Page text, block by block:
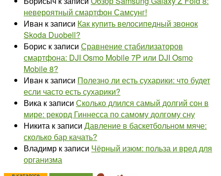
невероятный смартфон Самсунг!
Иван к записи Как купить велосипедный звонок
Skoda Duobell?
Борис к записи Сравнение стабилизаторов
смартфона: DJI Osmo Mobile 7P или DJI Osmo
Mobile 8?
Иван к записи Полезно ли есть сухарики: что будет
если часто есть сухарики?
Вика к записи Сколько длился самый долгий сон в
мире: рекорд Гиннесса по самому долгому сну
Никита к записи Давление в баскетбольном мяче:
сколько бар качать?
Владимр к записи Чёрный изюм: польза и вред для
организма